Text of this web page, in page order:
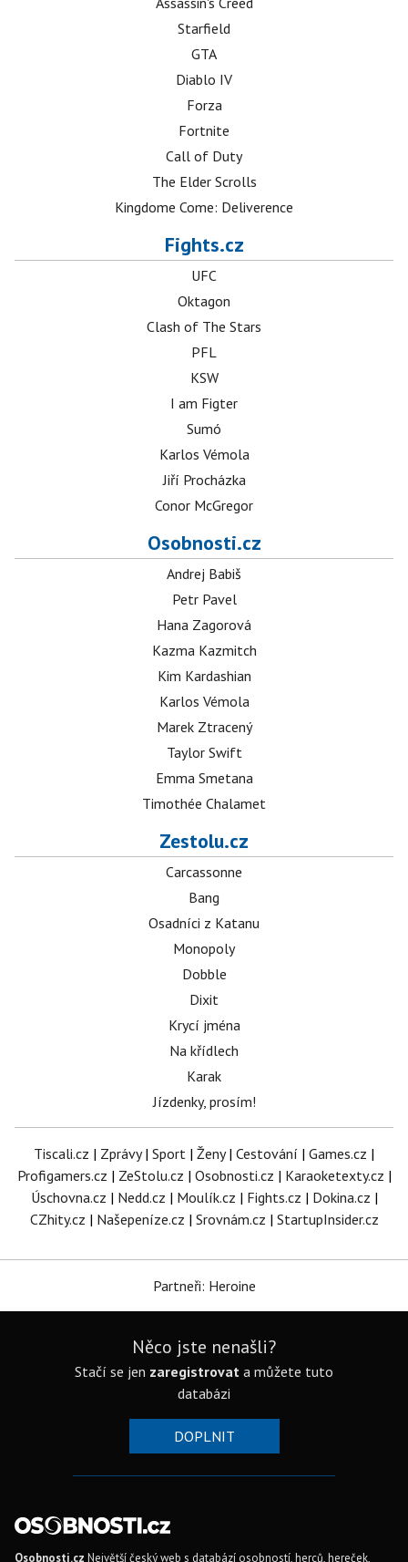
Starfield
GTA
Diablo IV
Forza
Fortnite
Call of Duty
The Elder Scrolls
Kingdome Come: Deliverence
Fights.cz
UFC
Oktagon
Clash of The Stars
PFL
KSW
I am Figter
Sumó
Karlos Vémola
Jiří Procházka
Conor McGregor
Osobnosti.cz
Andrej Babiš
Petr Pavel
Hana Zagorová
Kazma Kazmitch
Kim Kardashian
Karlos Vémola
Marek Ztracený
Taylor Swift
Emma Smetana
Timothée Chalamet
Zestolu.cz
Carcassonne
Bang
Osadníci z Katanu
Monopoly
Dobble
Dixit
Krycí jména
Na křídlech
Karak
Jízdenky, prosím!
Tiscali.cz | Zprávy| Sport | Ženy| Cestování | Games.cz |
Profigamers.cz | ZeStolu.cz | Osobnosti.cz | Karaoketexty.cz |
Úschovna.cz | Nedd.cz | Moulík.cz | Fights.cz | Dokina.cz |
CZhity.cz | Našepeníze.cz | Srovnám.cz | StartupInsider.cz
Partneři: Heroine
Něco jste nenašli?
Stačí se jen zaregistrovat a můžete tuto
databázi
DOPLNIT
Osobnosti.cz Největší český web s databází osobností, herců, hereček,